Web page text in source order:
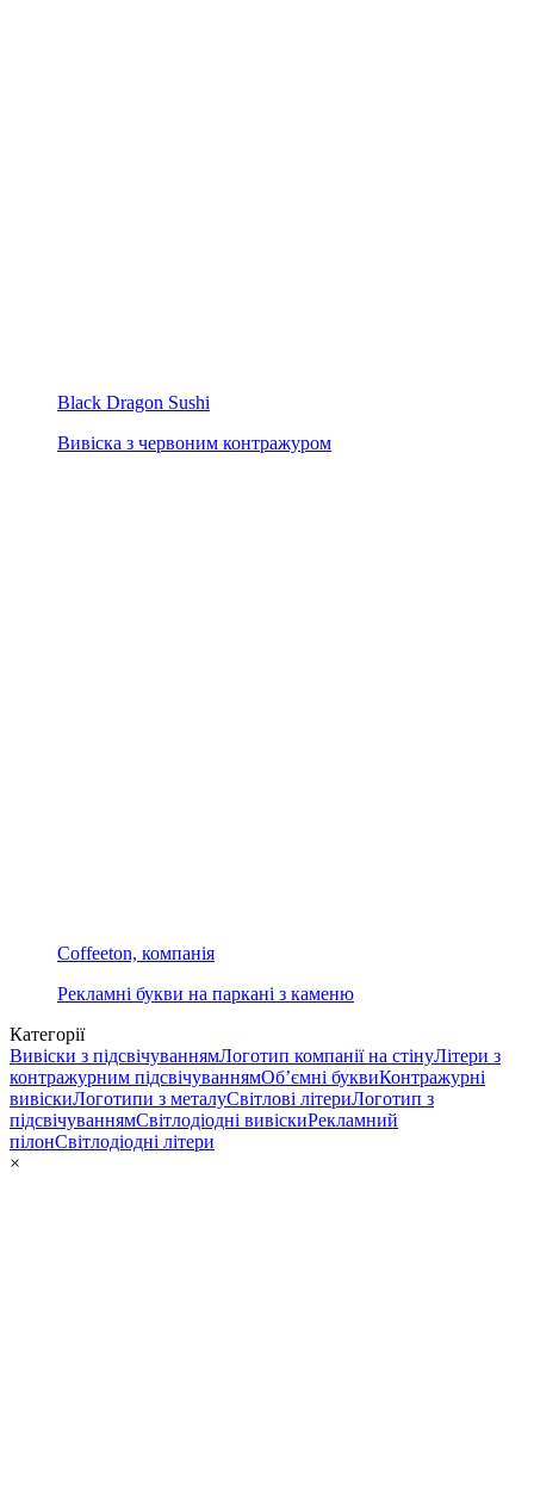
Black Dragon Sushi
Вивіска з червоним контражуром
Coffeeton, компанія
Рекламні букви на паркані з каменю
Категорії
Вивіски з підсвічуваннямЛоготип компанії на стінуЛітери з
контражурним підсвічуваннямОб’ємні буквиКонтражурні
вивіскиЛоготипи з металуСвітлові літериЛоготип з
підсвічуваннямСвітлодіодні вивіскиРекламний
пілонСвітлодіодні літери
×